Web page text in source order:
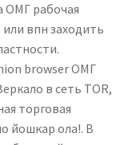
ОМГ рабочая
впн заходить
browser ОМГ
в сеть TOR,
торговая
йошкар ола!. В